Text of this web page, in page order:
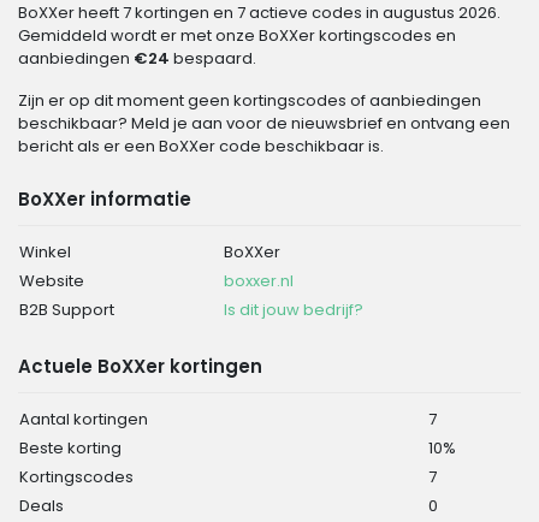
BoXXer heeft 7 kortingen en 7 actieve codes in augustus 2026.
Gemiddeld wordt er met onze BoXXer kortingscodes en
aanbiedingen €24 bespaard.
Zijn er op dit moment geen kortingscodes of aanbiedingen
beschikbaar? Meld je aan voor de nieuwsbrief en ontvang een
bericht als er een BoXXer code beschikbaar is.
BoXXer informatie
Winkel
BoXXer
Website
boxxer.nl
B2B Support
Is dit jouw bedrijf?
Actuele BoXXer kortingen
Aantal kortingen
7
Beste korting
10%
Kortingscodes
7
Deals
0